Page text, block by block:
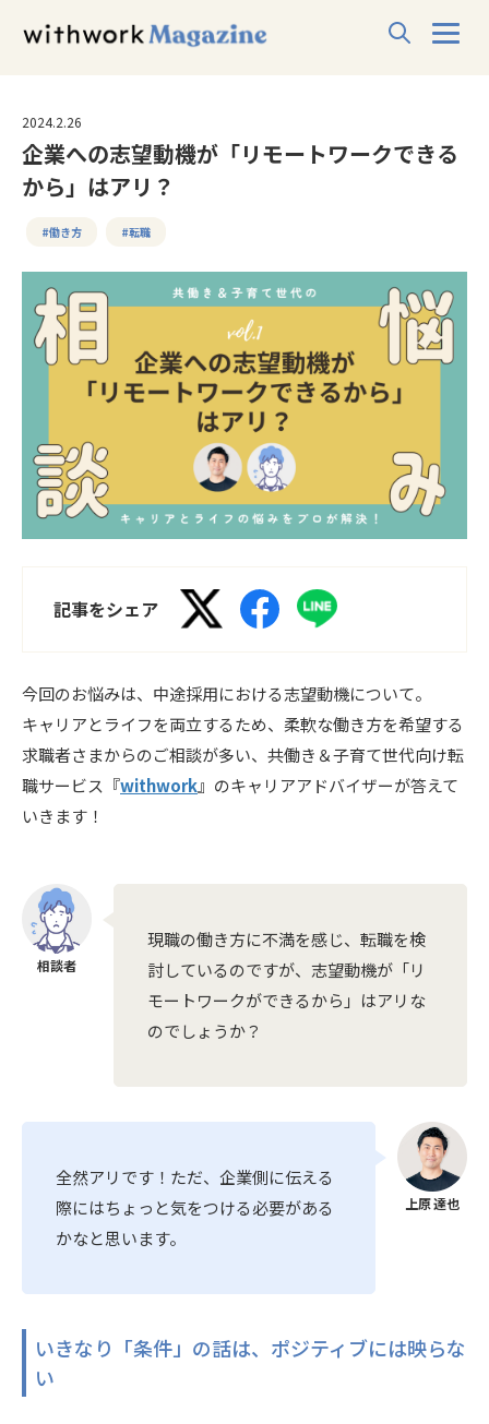
2024.2.26
企業への志望動機が「リモートワークできる
から」はアリ？
#働き方 #転職
記事をシェア
今回のお悩みは、中途採用における志望動機について。
キャリアとライフを両立するため、柔軟な働き方を希望する
求職者さまからのご相談が多い、共働き＆子育て世代向け転
職サービス『withwork』 のキャリアアドバイザーが答えて
いきます！
現職の働き方に不満を感じ、転職を検
討しているのですが、志望動機が「リ
モートワークができるから」はアリな
のでしょうか？
全然アリです！ただ、企業側に伝える
際にはちょっと気をつける必要がある
かなと思います。
いきなり「条件」の話は、ポジティブには映らな
い